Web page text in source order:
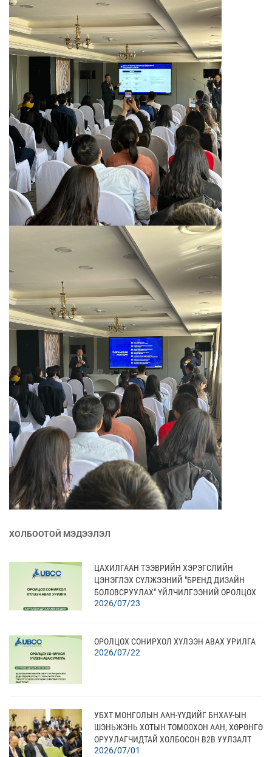
ХОЛБООТОЙ МЭДЭЭЛЭЛ
ЦАХИЛГААН ТЭЭВРИЙН ХЭРЭГСЛИЙН
ЦЭНЭГЛЭХ СҮЛЖЭЭНИЙ "БРЕНД ДИЗАЙН
БОЛОВСРУУЛАХ" ҮЙЛЧИЛГЭЭНИЙ ОРОЛЦОХ
СОНИРХОЛ ХҮЛЭЭН АВАХ
2026/07/23
ОРОЛЦОХ СОНИРХОЛ ХҮЛЭЭН АВАХ УРИЛГА
2026/07/22
УБХТ МОНГОЛЫН ААН-ҮҮДИЙГ БНХАУ-ЫН
ШЭНЬЖЭНЬ ХОТЫН ТОМООХОН ААН, ХӨРӨНГӨ
ОРУУЛАГЧИДТАЙ ХОЛБОСОН В2В УУЛЗАЛТ
АМЖИЛТТАЙ ЗОХИОН БАЙГУУЛЛАА
2026/07/01